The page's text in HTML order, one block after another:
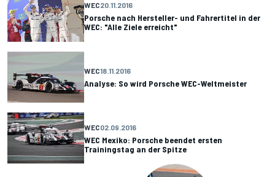
WEC20.11.2016
Porsche nach Hersteller- und Fahrertitel in der
WEC: "Alle Ziele erreicht"
WEC18.11.2016
Analyse: So wird Porsche WEC-Weltmeister
WEC02.09.2016
WEC Mexiko: Porsche beendet ersten
Trainingstag an der Spitze